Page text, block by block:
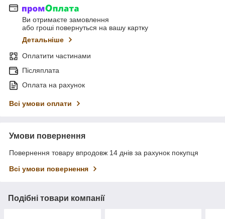
Ви отримаєте замовлення
або гроші повернуться на вашу картку
Детальніше
Оплатити частинами
Післяплата
Оплата на рахунок
Всі умови оплати
Умови повернення
Повернення товару впродовж 14 днів за рахунок покупця
Всі умови повернення
Подібні товари компанії